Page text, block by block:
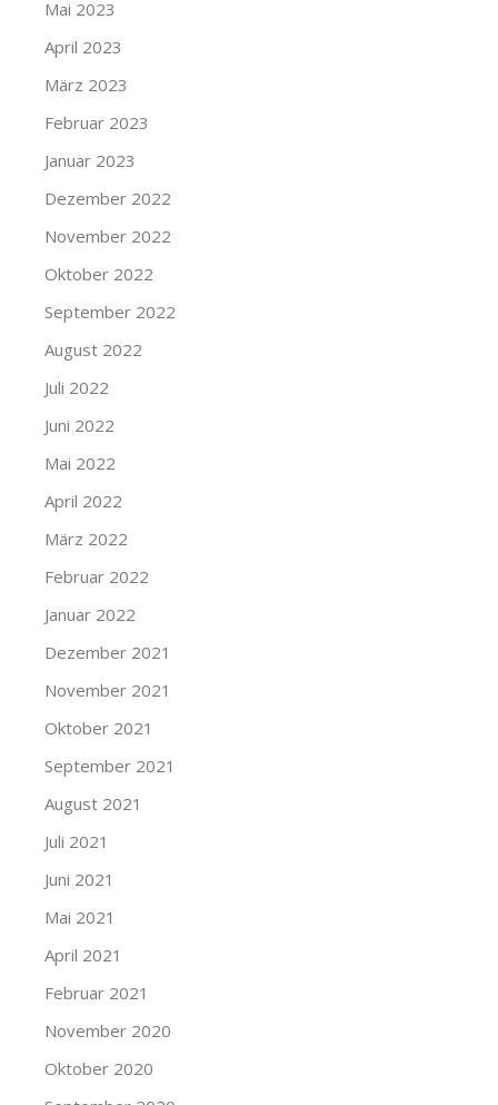
Mai 2023
April 2023
März 2023
Februar 2023
Januar 2023
Dezember 2022
November 2022
Oktober 2022
September 2022
August 2022
Juli 2022
Juni 2022
Mai 2022
April 2022
März 2022
Februar 2022
Januar 2022
Dezember 2021
November 2021
Oktober 2021
September 2021
August 2021
Juli 2021
Juni 2021
Mai 2021
April 2021
Februar 2021
November 2020
Oktober 2020